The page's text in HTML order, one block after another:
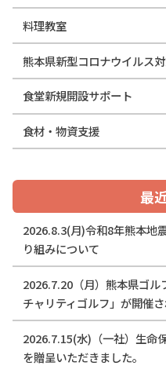
料理教室
熊本県新型コロナウイルス
食堂新規開設サポート
食材・物資支援
最
2026.8.3(月)令和8年熊本地
り組みについて
2026.7.20（月）熊本県ゴ
チャリティゴルフ」が開催さ
2026.7.15(水)（一社）生命
を贈呈いただきました。